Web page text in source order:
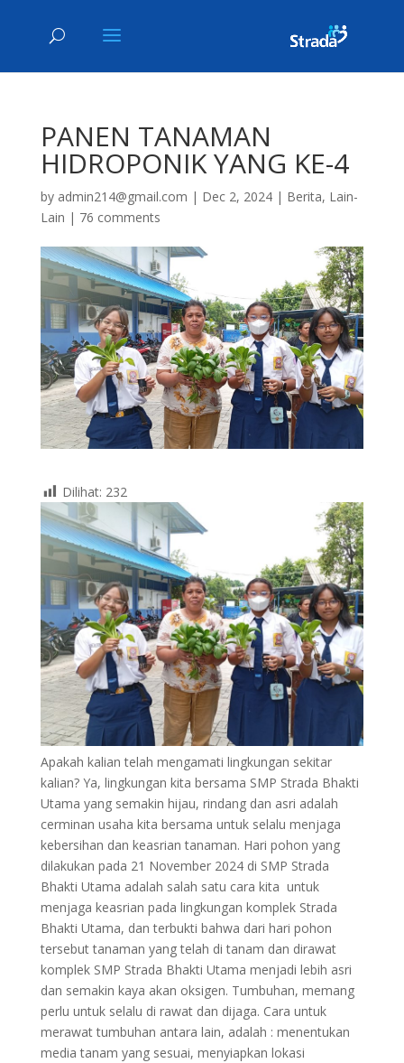
PANEN TANAMAN
HIDROPONIK YANG KE-4
by admin214@gmail.com | Dec 2, 2024| Berita, Lain-
Lain | 76 comments
Dilihat: 232
Apakah kalian telah mengamati lingkungan sekitar
kalian? Ya, lingkungan kita bersama SMP Strada Bhakti
Utama yang semakin hijau, rindang dan asri adalah
cerminan usaha kita bersama untuk selalu menjaga
kebersihan dan keasrian tanaman. Hari pohon yang
dilakukan pada 21 November 2024 di SMP Strada
Bhakti Utama adalah salah satu cara kita untuk
menjaga keasrian pada lingkungan komplek Strada
Bhakti Utama, dan terbukti bahwa dari hari pohon
tersebut tanaman yang telah di tanam dan dirawat
komplek SMP Strada Bhakti Utama menjadi lebih asri
dan semakin kaya akan oksigen. Tumbuhan, memang
perlu untuk selalu di rawat dan dijaga. Cara untuk
merawat tumbuhan antara lain, adalah : menentukan
media tanam yang sesuai, menyiapkan lokasi